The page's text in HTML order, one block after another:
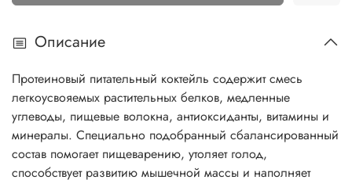
Описание
Протеиновый питательный коктейль содержит смесь
легкоусвояемых растительных белков, медленные
углеводы, пищевые волокна, антиоксиданты, витамины и
минералы. Специально подобранный сбалансированный
состав помогает пищеварению, утоляет голод,
способствует развитию мышечной массы и наполняет